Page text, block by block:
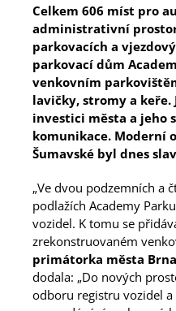
POTŘEBUJI SI VYŘÍDIT
INFORMAČNÍ CENTRUM
O NÁS
NAŠE PROJEKTY
KARIÉRA
NABÍZENÉ SLUŽBY
KONTAKTY
EN
Celkem 606 míst pro
administrativní
parkovacích a
parkovací dům
venkovním
lavičky, stromy a keře.
investici města a jeho
komunikace. Moderní
Šumavské byl dnes
„Ve dvou podzemních a
podlažích Academy
vozidel. K tomu se
zrekonstruovaném
primátorka města
dodala: „Do nových
odboru registru vozidel